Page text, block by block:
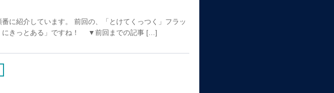
に紹介しています。 前回の、「とけてくっつく」フラッ
にきっとある」ですね！ ▼前回までの記事 […]